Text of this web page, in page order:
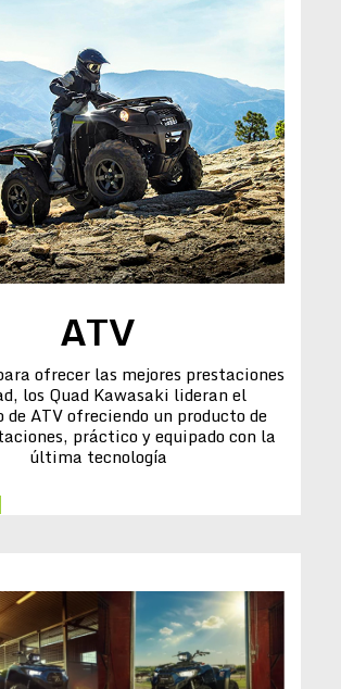
ATV
ofrecer las mejores prestaciones
los Quad Kawasaki lideran el
de ATV ofreciendo un producto de
práctico y equipado con la
última tecnología